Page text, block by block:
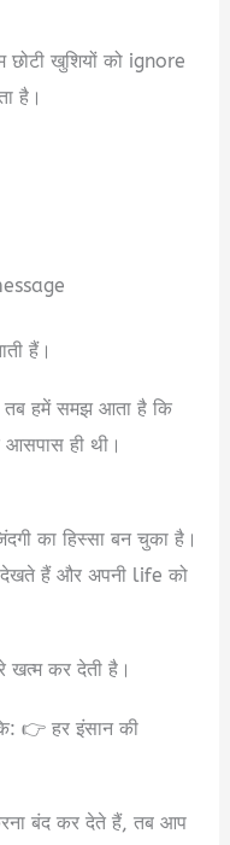
छोटी खुशियों को ignore
है।
हैं।
हमें समझ आता है कि
आसपास ही थी।
का हिस्सा बन चुका है।
हैं और अपनी life को
खत्म कर देती है।
👉 हर इंसान की
बंद कर देते हैं, तब आप